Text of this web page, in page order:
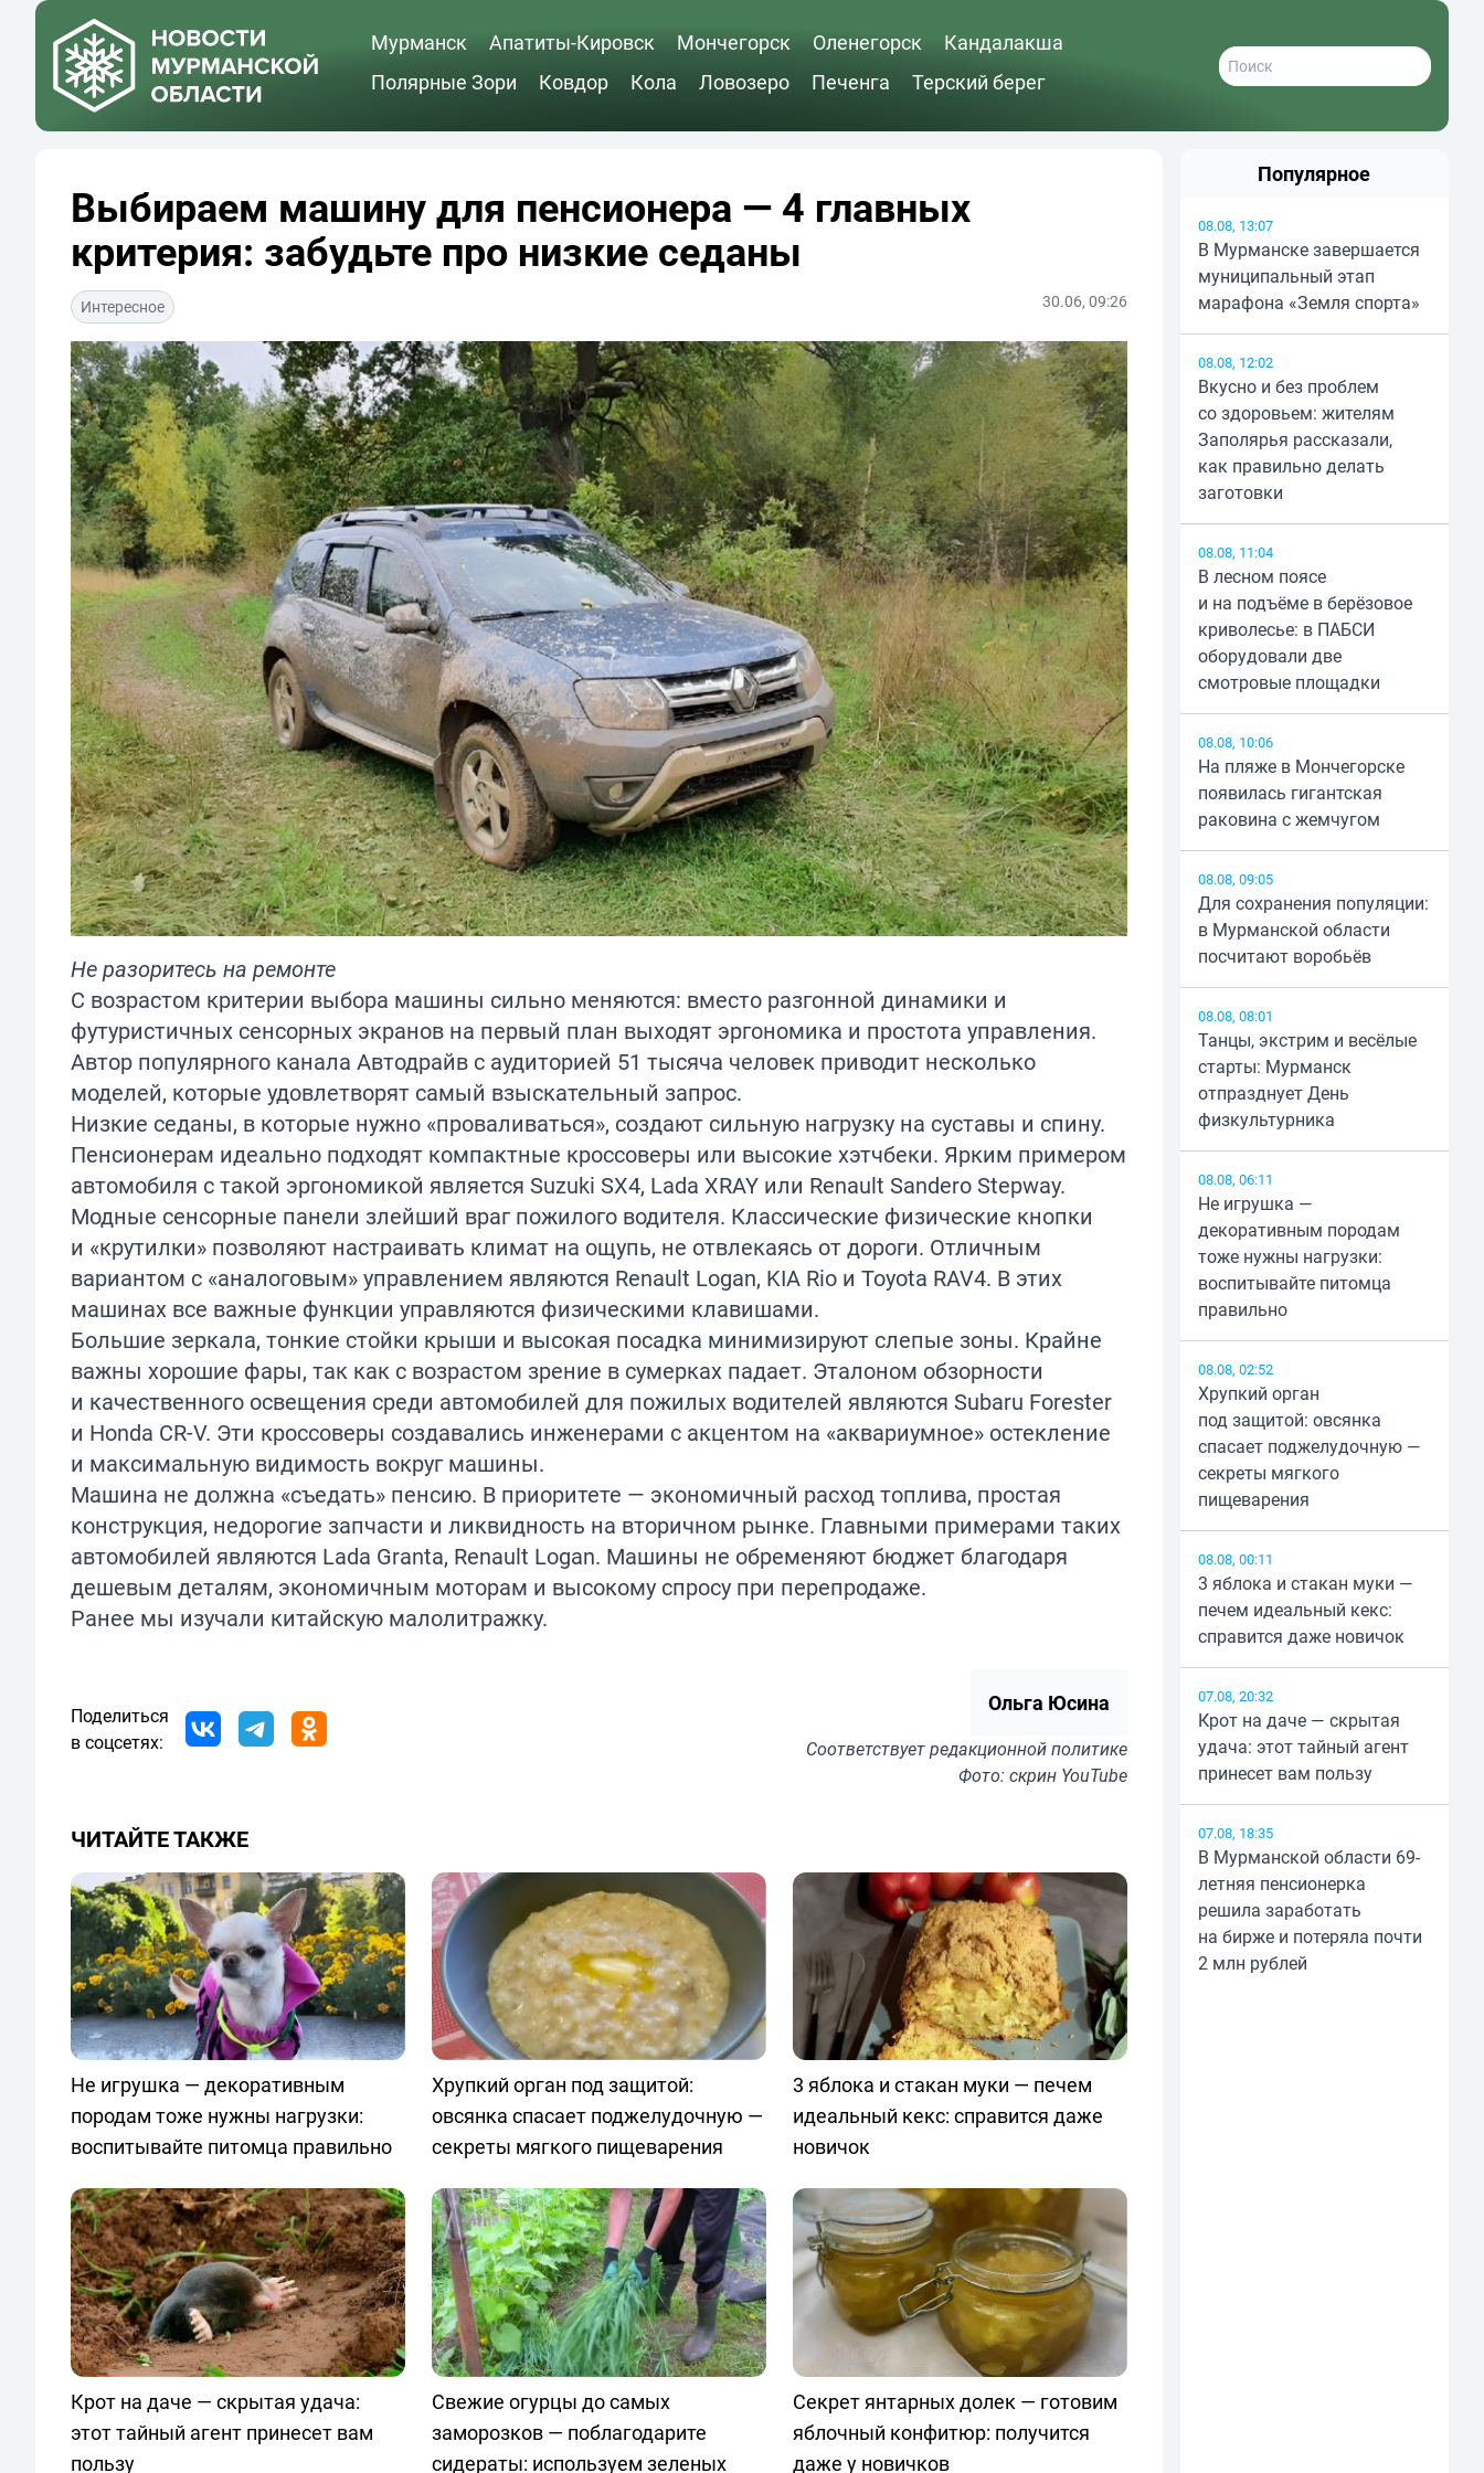
Мурманск Апатиты-Кировск Мончегорск Оленегорск
Кандалакша
Полярные Зори
Ковдор Кола Ловозеро Печенга Терский берег
Выбираем машину для пенсионера — 4 главных
критерия: забудьте про низкие седаны
Интересное 30.06, 09:26
Не разоритесь на ремонте
С возрастом критерии выбора машины сильно меняются: вместо разгонной динамики и
футуристичных сенсорных экранов на первый план выходят эргономика и простота управления.
Автор популярного канала Автодрайв с аудиторией 51 тысяча человек приводит несколько
моделей, которые удовлетворят самый взыскательный запрос.
Низкие седаны, в которые нужно «проваливаться», создают сильную нагрузку на суставы и спину.
Пенсионерам идеально подходят компактные кроссоверы или высокие хэтчбеки. Ярким примером
автомобиля с такой эргономикой является Suzuki SX4, Lada XRAY или Renault Sandero Stepway.
Модные сенсорные панели злейший враг пожилого водителя. Классические физические кнопки
и «крутилки» позволяют настраивать климат на ощупь, не отвлекаясь от дороги. Отличным
вариантом с «аналоговым» управлением являются Renault Logan, KIA Rio и Toyota RAV4. В этих
машинах все важные функции управляются физическими клавишами.
Большие зеркала, тонкие стойки крыши и высокая посадка минимизируют слепые зоны. Крайне
важны хорошие фары, так как с возрастом зрение в сумерках падает. Эталоном обзорности
и качественного освещения среди автомобилей для пожилых водителей являются Subaru Forester
и Honda CR-V. Эти кроссоверы создавались инженерами с акцентом на «аквариумное» остекление
и максимальную видимость вокруг машины.
Машина не должна «съедать» пенсию. В приоритете — экономичный расход топлива, простая
конструкция, недорогие запчасти и ликвидность на вторичном рынке. Главными примерами таких
автомобилей являются Lada Granta, Renault Logan. Машины не обременяют бюджет благодаря
дешевым деталям, экономичным моторам и высокому спросу при перепродаже.
Ранее мы изучали китайскую малолитражку.
Поделиться
в соцсетях:
Ольга Юсина
Соответствуетредакционной политике
Фото: скрин YouTube
ЧИТАЙТЕ ТАКЖЕ
Не игрушка — декоративным
породам тоже нужны нагрузки:
воспитывайте питомца правильно
Хрупкий орган под защитой:
овсянка спасает поджелудочную —
секреты мягкого пищеварения
3 яблока и стакан муки — печем
идеальный кекс: справится даже
новичок
Крот на даче — скрытая удача:
этот тайный агент принесет вам
пользу
Свежие огурцы до самых
заморозков — поблагодарите
сидераты: используем зеленых
Секрет янтарных долек — готовим
яблочный конфитюр: получится
даже у новичков
Популярное
08.08, 13:07
В Мурманске завершается
муниципальный этап
марафона «Земля спорта»
08.08, 12:02
Вкусно и без проблем
со здоровьем: жителям
Заполярья рассказали,
как правильно делать
заготовки
08.08, 11:04
В лесном поясе
и на подъёме в берёзовое
криволесье: в ПАБСИ
оборудовали две
смотровые площадки
08.08, 10:06
На пляже в Мончегорске
появилась гигантская
раковина с жемчугом
08.08, 09:05
Для сохранения популяции:
в Мурманской области
посчитают воробьёв
08.08, 08:01
Танцы, экстрим и весёлые
старты: Мурманск
отпразднует День
физкультурника
08.08, 06:11
Не игрушка —
декоративным породам
тоже нужны нагрузки:
воспитывайте питомца
правильно
08.08, 02:52
Хрупкий орган
под защитой: овсянка
спасает поджелудочную —
секреты мягкого
пищеварения
08.08, 00:11
3 яблока и стакан муки —
печем идеальный кекс:
справится даже новичок
07.08, 20:32
Крот на даче — скрытая
удача: этот тайный агент
принесет вам пользу
07.08, 18:35
В Мурманской области 69-
летняя пенсионерка
решила заработать
на бирже и потеряла почти
2 млн рублей